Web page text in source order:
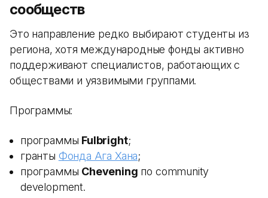
сообществ
Это направление редко выбирают студенты из
региона, хотя международные фонды активно
поддерживают специалистов, работающих с
обществами и уязвимыми группами.
Программы:
программы Fulbright;
гранты Фонда Ага Хана;
программы Chevening по community
development.